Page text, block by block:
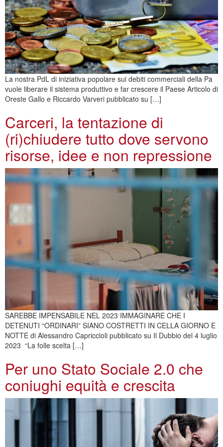
La nostra PdL di iniziativa popolare sui debiti commerciali della Pa
vuole liberare il sistema produttivo e far crescere il Paese Articolo di
Oreste Gallo e Riccardo Varveri pubblicato su […]
Carceri, la tentazione di
(ri)chiudere tutto dove servono
risorse, idee e non repressione
SAREBBE IMPENSABILE NEL 2023 IMMAGINARE CHE I
DETENUTI “ORDINARI” SIANO COSTRETTI IN CELLA GIORNO E
NOTTE di Alessandro Capriccioli pubblicato su Il Dubbio del 4 luglio
2023 “La folle scelta […]
Per uno Stato Sociale 2.0 che
coniughi equità e crescita